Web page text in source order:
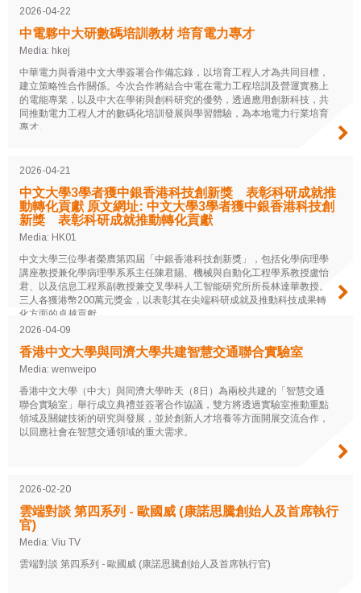
2026-04-22
中電夥中大研數碼培訓教材 培育電力專才
Media: hkej
中華電力與香港中文大學簽署合作備忘錄，以培育工程人才為共同目標，
建立策略性合作關係。今次合作將結合中電在電力工程培訓及營運實務上
的電能專業，以及中大在學術與創科研究的優勢，透過應用創新科技，共
同推動電力工程人才的數碼化培訓發展與學習體驗，為本地電力行業培育
專才。
2026-04-21
中文大學3學者獲中銀香港科技創新獎 表彰科研成就推
動轉化貢獻 原文網址: 中文大學3學者獲中銀香港科技創
新獎 表彰科研成就推動轉化貢獻
Media: HK01
中文大學三位學者榮膺第四屆「中銀香港科技創新獎」，包括化學病理學
講座教授兼化學病理學系系主任陳君賜、機械與自動化工程學系教授盧怡
君、以及信息工程系副教授兼交叉學科人工智能研究所所長林達華教授。
三人各獲港幣200萬元獎金，以表彰其在尖端科研成就及推動科技成果轉
化方面的卓越貢獻。
2026-04-09
香港中文大學與同濟大學共建智慧交通聯合實驗室
Media: wenweipo
香港中文大學（中大）與同濟大學昨天（8日）為兩校共建的「智慧交通
聯合實驗室」舉行成立典禮並簽署合作協議，雙方將透過實驗室推動重點
領域及關鍵技術的研究與發展，並於創新人才培養等方面開展交流合作，
以回應社會在智慧交通領域的重大需求。
2026-02-20
雲端對談 第四系列 - 歐國威 (康諾思騰創始人及首席執行
官)
Media: Viu TV
雲端對談 第四系列 - 歐國威 (康諾思騰創始人及首席執行官)